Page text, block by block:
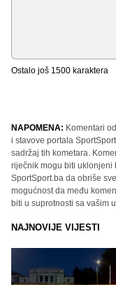
Ostalo još 1500 karaktera
NAPOMENA: Komentari
i stavove portala
sadržaj tih kometara.
riječnik mogu biti uklonjeni
SportSport.ba da obriše
mogućnost da među
biti u suprotnosti sa vašim
NAJNOVIJE VIJESTI